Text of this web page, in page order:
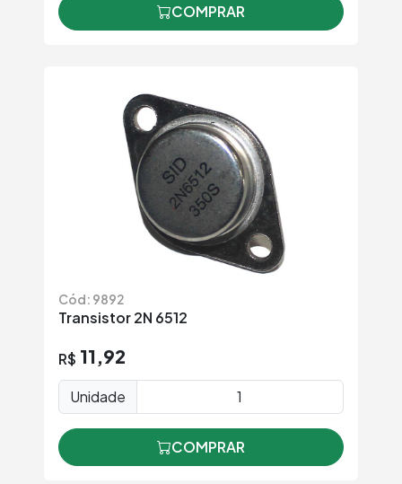
COMPRAR
Cód: 9892
Transistor 2N 6512
R$ 11,92
Unidade
COMPRAR